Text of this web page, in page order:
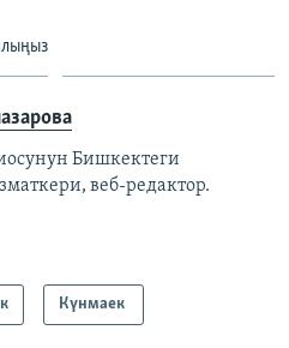
Бишкектеги
веб-редактор.
Күнмаек